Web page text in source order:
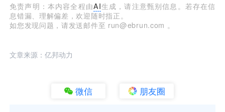
免责声明：本内容全程由AI生成，请注意甄别信息。若存在信
息错漏、理解偏差，欢迎随时指正。
如您发现问题，请发送邮件至 run@ebrun.com 。
文章来源：亿邦动力
微信 朋友圈